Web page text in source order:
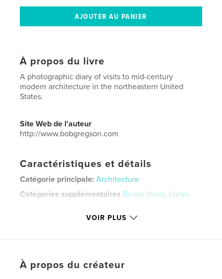
À propos du livre
A photographic diary of visits to mid-century
modern architecture in the northeastern United
States.
Site Web de l'auteur
http://www.bobgregson.com
Caractéristiques et détails
Catégorie principale: Architecture
Catégories supplémentaires Beaux livres, Livres
d'art et de photographie
Petit carré, 18×18 cm
Langue
Mots-clés
VOIR PLUS
À propos du créateur